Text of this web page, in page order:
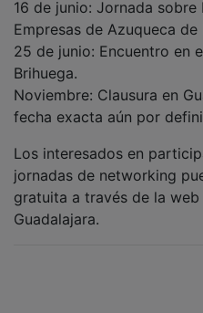
Molina de Aragón
IV edición de